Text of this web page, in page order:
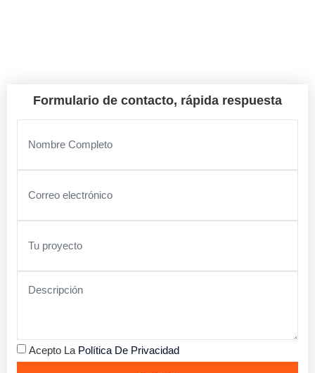
Formulario de contacto, rápida respuesta
Acepto La Política De Privacidad